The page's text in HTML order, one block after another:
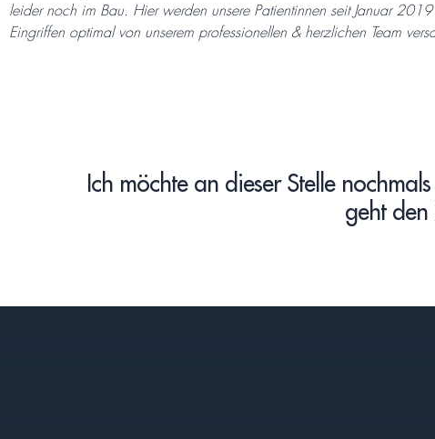
leider noch im Bau. Hier werden unsere Patientinnen seit Januar
Eingriffen optimal von unserem professionellen & herzlichen Team
Ich möchte an dieser Stelle
geht den